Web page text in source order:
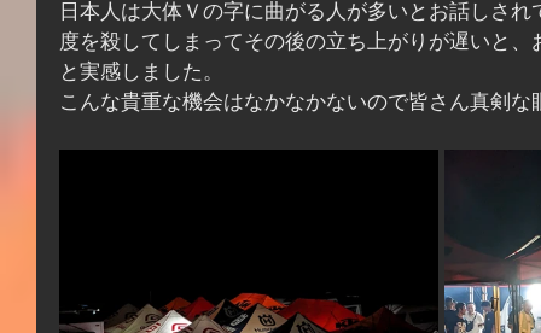
日本人は大体Ｖの字に曲がる人が多いとお話しさ
度を殺してしまってその後の立ち上がりが遅いと
と実感しました。
こんな貴重な機会はなかなかないので皆さん真剣な